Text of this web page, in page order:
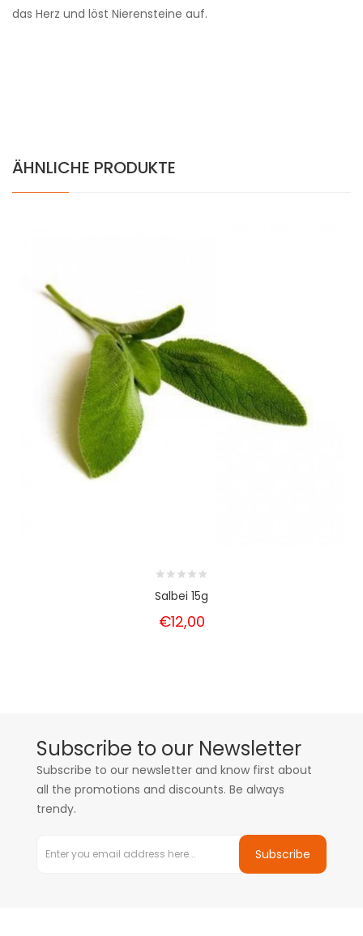
das Herz und löst Nierensteine ​​auf.
ÄHNLICHE PRODUKTE
Salbei 15g
€12,00
Subscribe to our Newsletter
Subscribe to our newsletter and know first about
all the promotions and discounts. Be always
trendy.
Subscribe